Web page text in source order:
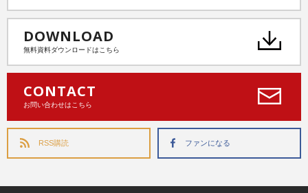
DOWNLOAD
無料資料ダウンロードはこちら
CONTACT
お問い合わせはこちら
RSS購読 ファンになる